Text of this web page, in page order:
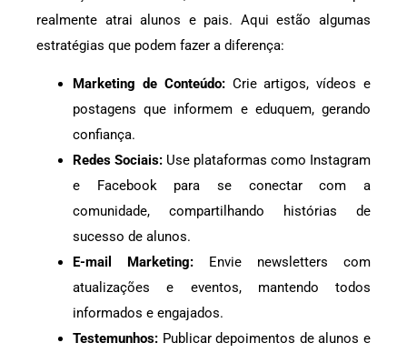
realmente atrai alunos e pais. Aqui estão algumas
estratégias que podem fazer a diferença:
Marketing de Conteúdo:Crie artigos, vídeos e
postagens que informem e eduquem, gerando
confiança.
Redes Sociais: Use plataformas como Instagram
e Facebook para se conectar com a
comunidade, compartilhando histórias de
sucesso de alunos.
E-mail Marketing: Envie newsletters com
atualizações e eventos, mantendo todos
informados e engajados.
Testemunhos: Publicar depoimentos de alunos e